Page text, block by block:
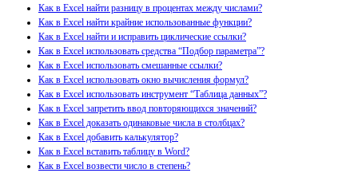
Как в Excel найти разницу в процентах между числами?
Как в Excel найти крайние использованные функции?
Как в Excel найти и исправить циклические ссылки?
Как в Excel использовать средства “Подбор параметра”?
Как в Excel использовать смешанные ссылки?
Как в Excel использовать окно вычисления формул?
Как в Excel использовать инструмент “Таблица данных”?
Как в Excel запретить ввод повторяющихся значений?
Как в Excel доказать одинаковые числа в столбцах?
Как в Excel добавить калькулятор?
Как в Excel вставить таблицу в Word?
Как в Excel возвести число в степень?